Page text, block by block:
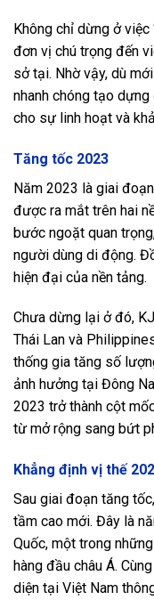
Không chỉ dừng ở việc
đơn vị chú trọng đến
sở tại. Nhờ vậy, dù
nhanh chóng tạo
cho sự linh hoạt và
Tăng tốc 2023
Năm 2023 là giai
được ra mắt trên hai
bước ngoặt quan
người dùng di động.
hiện đại của nền tảng.
Chưa dừng lại ở đó,
Thái Lan và
thống gia tăng số
ảnh hưởng tại Đông
2023 trở thành cột
từ mở rộng sang bứt
Khẳng định vị thế
Sau giai đoạn tăng
tầm cao mới. Đây là
Quốc, một trong
hàng đầu châu Á.
diện tại Việt Nam